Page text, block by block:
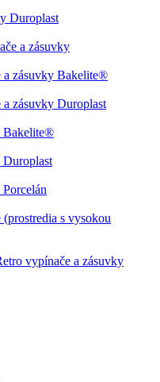
Duroplast
a zásuvky
a zásuvky Bakelite®
a zásuvky Duroplast
Bakelite®
Duroplast
s vysokou
vypínače a zásuvky